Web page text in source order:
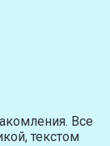
Все
текстом